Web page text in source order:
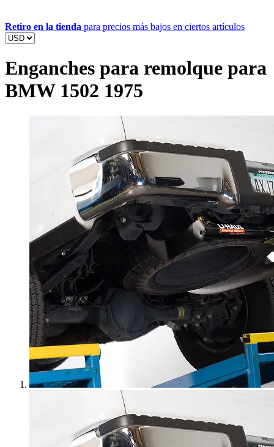
Retiro en la tienda para precios más bajos en ciertos artículos
Enganches para remolque para
BMW 1502 1975